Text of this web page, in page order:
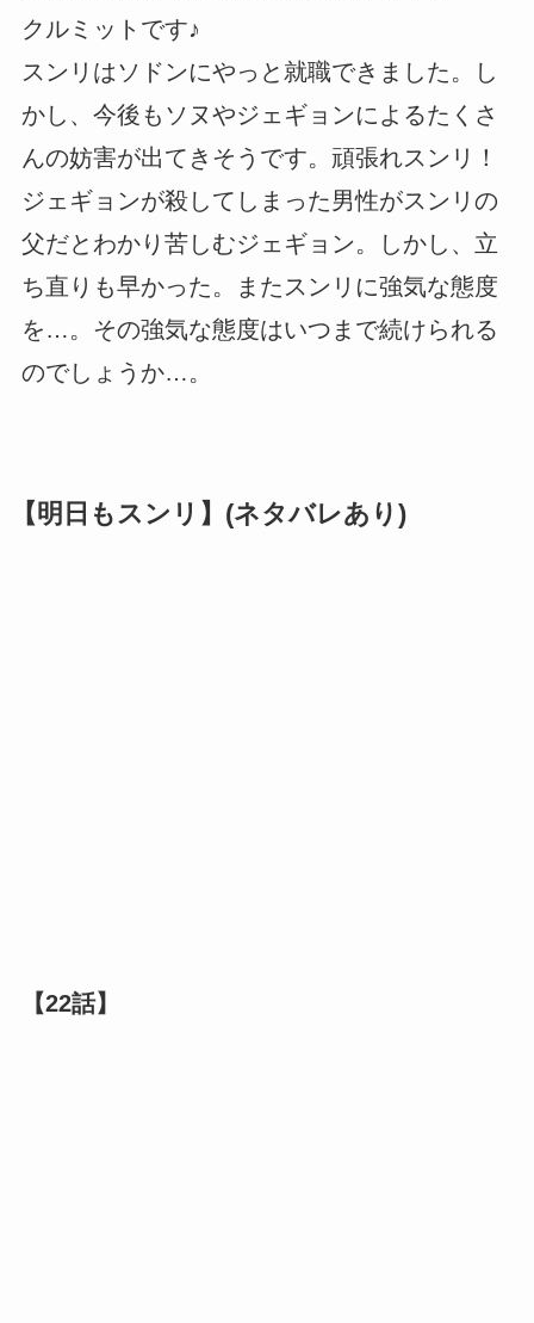
クルミットです♪
スンリはソドンにやっと就職できました。し
かし、今後もソヌやジェギョンによるたくさ
んの妨害が出てきそうです。頑張れスンリ！
ジェギョンが殺してしまった男性がスンリの
父だとわかり苦しむジェギョン。しかし、立
ち直りも早かった。またスンリに強気な態度
を…。その強気な態度はいつまで続けられる
のでしょうか…。
【明日もスンリ】(ネタバレあり)
【22話】